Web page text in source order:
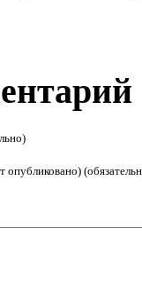
опубликовано)